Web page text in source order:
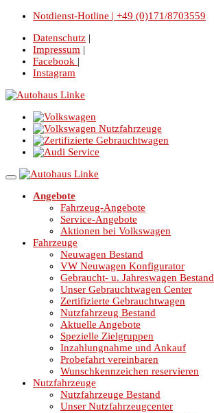
Notdienst-Hotline | +49 (0)171/8703559
Datenschutz |
Impressum |
Facebook |
Instagram
Angebote
Fahrzeug-Angebote
Service-Angebote
Aktionen bei Volkswagen
Fahrzeuge
Neuwagen Bestand
VW Neuwagen Konfigurator
Gebraucht- u. Jahreswagen Bestand
Unser Gebrauchtwagen Center
Zertifizierte Gebrauchtwagen
Nutzfahrzeug Bestand
Aktuelle Angebote
Spezielle Zielgruppen
Inzahlungnahme und Ankauf
Probefahrt vereinbaren
Wunschkennzeichen reservieren
Nutzfahrzeuge
Nutzfahrzeuge Bestand
Unser Nutzfahrzeugcenter